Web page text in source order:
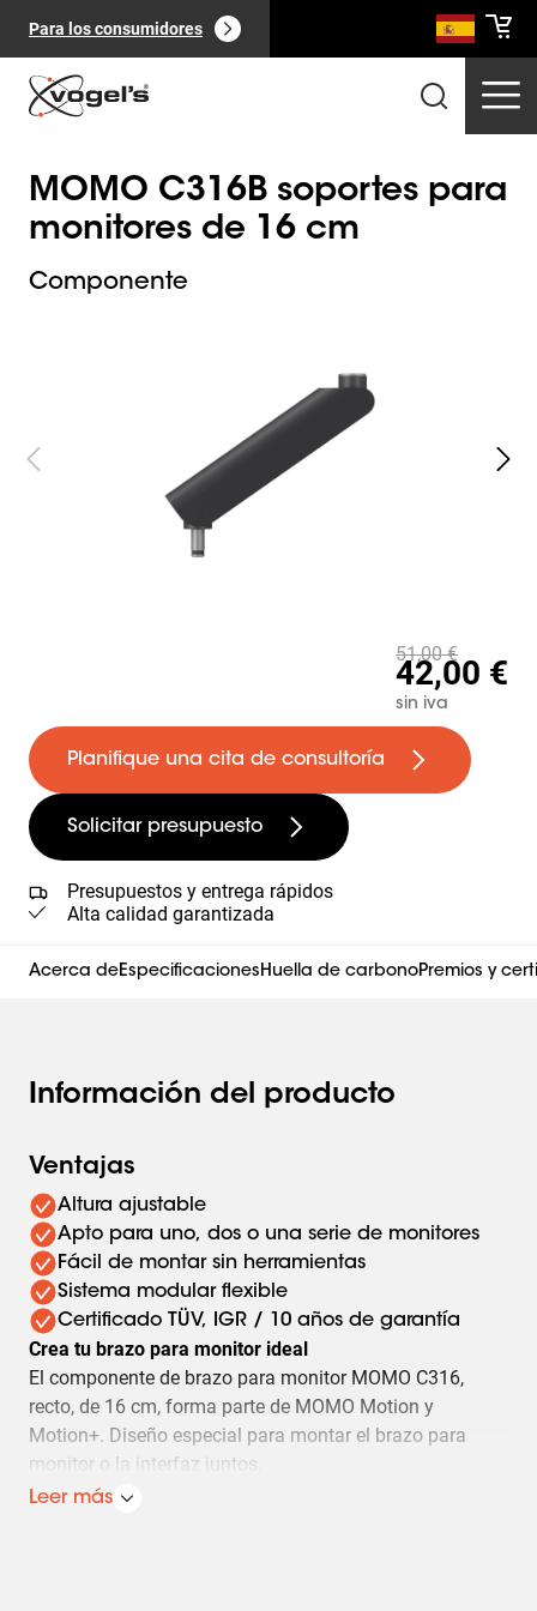
Para los consumidores
0):
MOMO C316B soportes para
monitores de 16 cm
Componente
42,00 €
51,00 €
sin iva
Planifique una cita de consultoría
Solicitar presupuesto
Presupuestos y entrega rápidos
Alta calidad garantizada
Acerca deEspecificacionesHuella de carbonoPremios y
Información del producto
Ventajas
Altura ajustable
Apto para uno, dos o una serie de monitores
Fácil de montar sin herramientas
Sistema modular flexible
Certificado TÜV, IGR / 10 años de garantía
Crea tu brazo para monitor ideal
El componente de brazo para monitor MOMO C316,
recto, de 16 cm, forma parte de MOMO Motion y
Motion+. Diseño especial para montar el brazo para
monitor o la interfaz juntos.
Un sinfín de posibilidades
Leer más